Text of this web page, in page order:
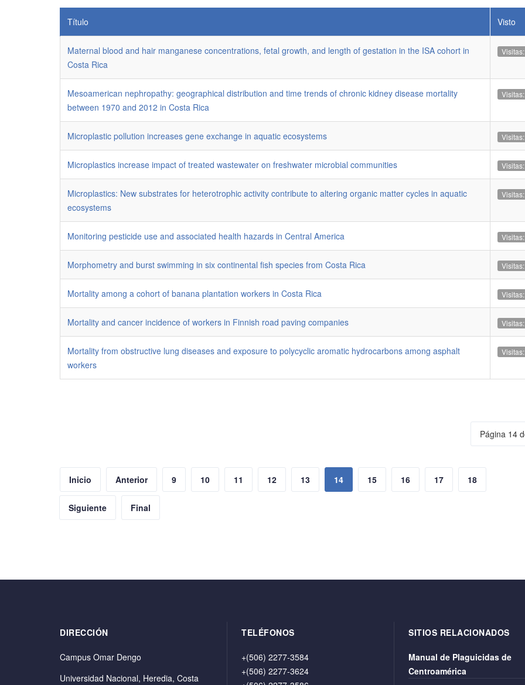
mostrar
Título
Visto
Maternal blood and hair manganese concentrations, fetal growth, and length of gestation in the ISA cohort in
Costa Rica
Mesoamerican nephropathy: geographical distribution and time trends of chronic kidney disease mortality
between 1970 and 2012 in Costa Rica
Microplastic pollution increases gene exchange in aquatic ecosystems
Microplastics increase impact of treated wastewater on freshwater microbial communities
Microplastics: New substrates for heterotrophic activity contribute to altering organic matter cycles in aquatic
ecosystems
Monitoring pesticide use and associated health hazards in Central America
Morphometry and burst swimming in six continental fish species from Costa Rica
Mortality among a cohort of banana plantation workers in Costa Rica
Mortality and cancer incidence of workers in Finnish road paving companies
Mortality from obstructive lung diseases and exposure to polycyclic aromatic hydrocarbons among asphalt
workers
Página 14
Inicio Anterior 9 10 11 12 13 14 15 16 17 18
Siguiente Final
DIRECCIÓN
Campus Omar Dengo
Universidad Nacional, Heredia, Costa
TELÉFONOS
+(506) 2277-3584
+(506) 2277-3624
SITIOS RELACIONADOS
Manual de Plaguicidas de
Centroamérica